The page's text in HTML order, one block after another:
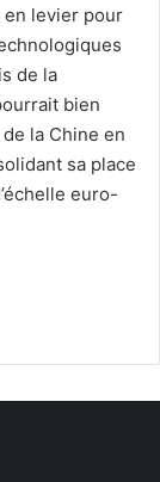
levier pour
de la
bien
la Chine en
sa place
euro-